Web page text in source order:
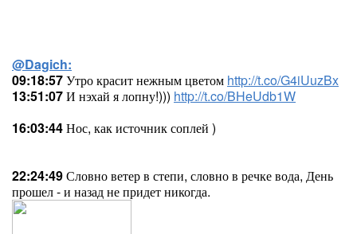
@Dagich:
09:18:57Утро красит нежным цветом http://t.co/G4iUuzBx
13:51:07И нэхай я лопну!))) http://t.co/BHeUdb1W
16:03:44Нос, как источник соплей )
22:24:49Словно ветер в степи, словно в речке вода, День
прошел - и назад не придет никогда.